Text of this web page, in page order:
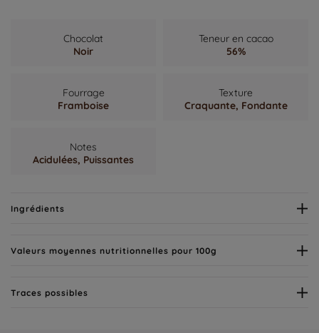
Chocolat
Noir
Teneur en cacao
56%
Fourrage
Framboise
Texture
Craquante, Fondante
Notes
Acidulées, Puissantes
Ingrédients
Valeurs moyennes nutritionnelles pour 100g
Traces possibles